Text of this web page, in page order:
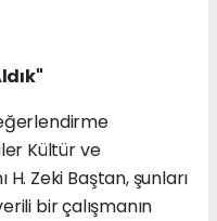
Kültür ve
Zeki Baştan, şunları
bir çalışmanın